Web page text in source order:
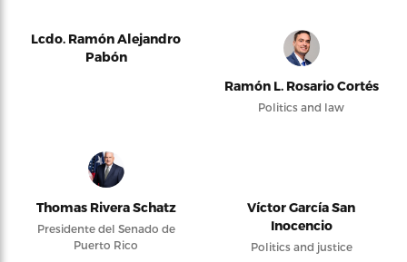
Lcdo. Ramón Alejandro
Pabón
Ramón L. Rosario Cortés
Politics and law
Thomas Rivera Schatz
Presidente del Senado de
Puerto Rico
Víctor García San
Inocencio
Politics and justice